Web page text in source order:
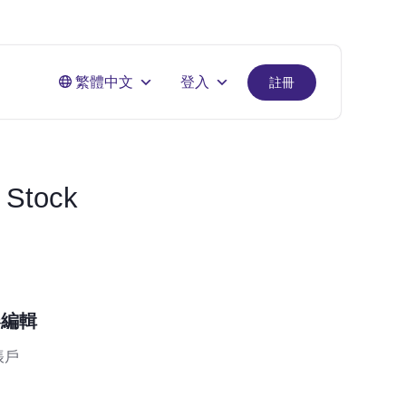
註冊
登入
繁體中文
輯
戶